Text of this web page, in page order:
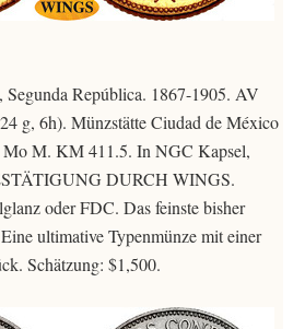
República. 1867-1905. AV
g, 6h). Münzstätte Ciudad de México
M. KM 411.5. In NGC Kapsel,
DURCH WINGS.
oder FDC. Das feinste bisher
ultimative Typenmünze mit einer
Schätzung: $1,500.